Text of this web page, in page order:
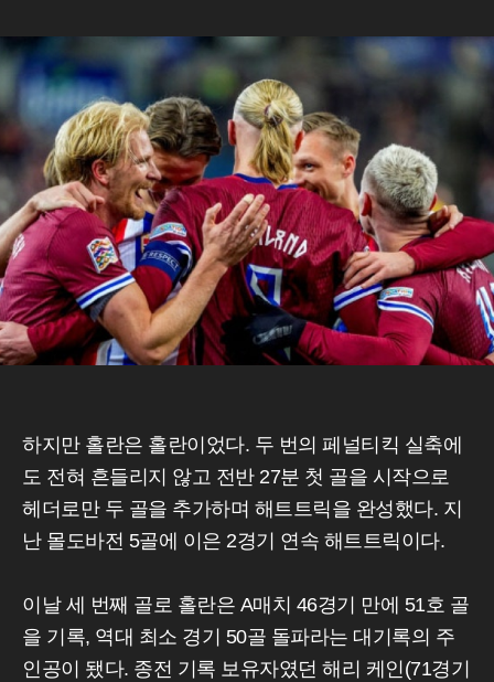
하지만 홀란은 홀란이었다. 두 번의 페널티킥 실축에
도 전혀 흔들리지 않고 전반 27분 첫 골을 시작으로
헤더로만 두 골을 추가하며 해트트릭을 완성했다. 지
난 몰도바전 5골에 이은 2경기 연속 해트트릭이다.
이날 세 번째 골로 홀란은 A매치 46경기 만에 51호 골
을 기록, 역대 최소 경기 50골 돌파라는 대기록의 주
인공이 됐다. 종전 기록 보유자였던 해리 케인(71경기